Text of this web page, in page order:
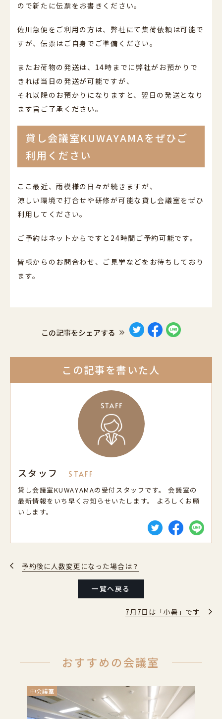
ので新たに伝票をお書きください。
佐川急便をご利用の方は、弊社にて集荷依頼は可能で
すが、伝票はご自身でご準備ください。
またお荷物の発送は、14時までに弊社がお預かりで
きれば当日の発送が可能ですが、
それ以降のお預かりになりますと、翌日の発送となり
ます旨ご了承ください。
貸し会議室KUWAYAMAをぜひご
利用ください
ここ最近、雨模様の日々が続きますが、
涼しい環境で打合せや研修が可能な貸し会議室をぜひ
利用してください。
ご予約はネットからですと24時間ご予約可能です。
皆様からのお問合わせ、ご見学などをお待ちしており
ます。
この記事をシェアする
この記事を書いた人
スタッフ
STAFF
貸し会議室KUWAYAMAの受付スタッフです。 会議室の
最新情報をいち早くお知らせいたします。 よろしくお願
いします。
予約後に人数変更になった場合は？
一覧へ戻る
7月7日は「小暑」です
おすすめの会議室
中会議室